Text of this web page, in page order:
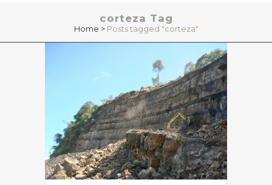
corteza Tag
Home > Posts tagged "corteza"